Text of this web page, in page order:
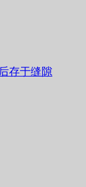
存于缝隙